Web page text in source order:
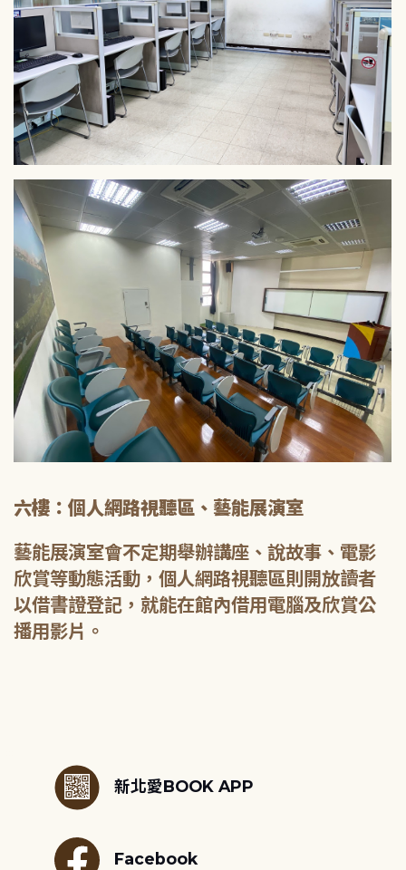
六樓：個人網路視聽區、藝能展演室
藝能展演室會不定期舉辦講座、說故事、電影
欣賞等動態活動，個人網路視聽區則開放讀者
以借書證登記，就能在館內借用電腦及欣賞公
播用影片。
新北愛BOOK APP
Facebook